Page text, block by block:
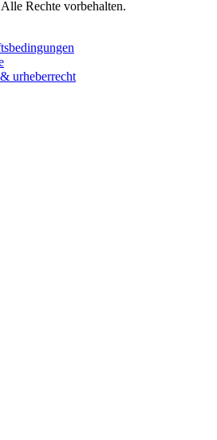
Rechte vorbehalten.
urheberrecht